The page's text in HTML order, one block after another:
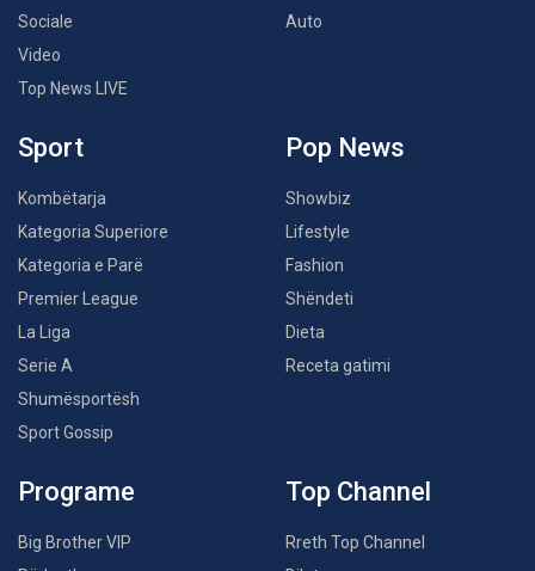
Sociale
Video
Top News LIVE
Auto
Sport
Kombëtarja
Kategoria Superiore
Kategoria e Parë
Premier League
La Liga
Serie A
Shumësportësh
Sport Gossip
Pop News
Showbiz
Lifestyle
Fashion
Shëndeti
Dieta
Receta gatimi
Programe
Big Brother VIP
Top Channel
Rreth Top Channel